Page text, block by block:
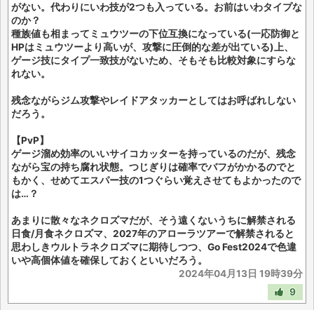
がない。代わりにいわ技が2つも入っている。お前はいわタイプな
のか？
種族値も相まってミュウツーの下位互換になっている(一応防御と
HPはミュウツーより高いが、攻撃に圧倒的な差が出ている)上、
ゲージ技にタイプ一致技がないため、そもそも比較対象にすらな
れない。
残念ながらジム攻撃やレイドアタッカーとしてはお呼ばれしない
だろう。
【PvP】
ゲージ溜め効率のいいサイコカッターを持っているのだが、残念
ながら宝の持ち腐れ状態。つじぎりは確率でバフがかかるのでと
もかく、せめてエスパー技の1つぐらい覚えさせてもよかったので
は…？
あまりに散々なネクロズマだが、そう遠くないうちに解禁される
日食/月食ネクロズマ、2027年のアローラツアーで解禁されると
思わしきウルトラネクロズマに期待しつつ、Go Fest2024で色違
いや高個体値を確保しておくといいだろう。
2024年04月13日 19時39分
9